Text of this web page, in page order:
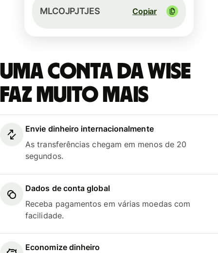
MLCOJPJTJES Copiar
Uma conta da Wise
faz muito mais
Envie dinheiro internacionalmente
As transferências chegam em menos de 20
segundos.
Dados de conta global
Receba pagamentos em várias moedas com
facilidade.
Economize dinheiro